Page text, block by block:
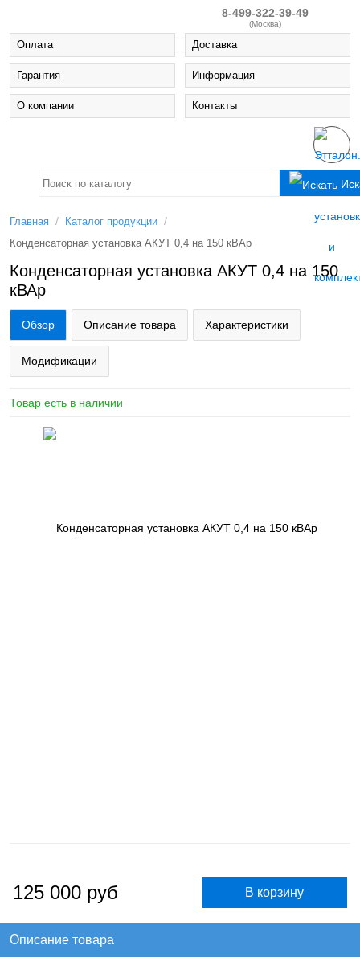
8-499-322-39-49
(Москва)
Оплата Доставка
Гарантия Информация
О компании Контакты
Главная / Каталог продукции /
Конденсаторная установка АКУТ 0,4 на 150 кВАр
Конденсаторная установка АКУТ 0,4 на 150
кВАр
Обзор Описание товара Характеристики
Модификации
Товар есть в наличии
125 000 руб
Описание товара